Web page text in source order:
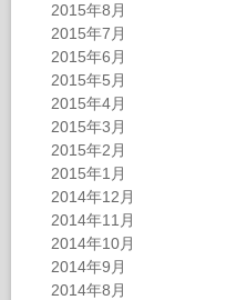
2015年8月
2015年7月
2015年6月
2015年5月
2015年4月
2015年3月
2015年2月
2015年1月
2014年12月
2014年11月
2014年10月
2014年9月
2014年8月